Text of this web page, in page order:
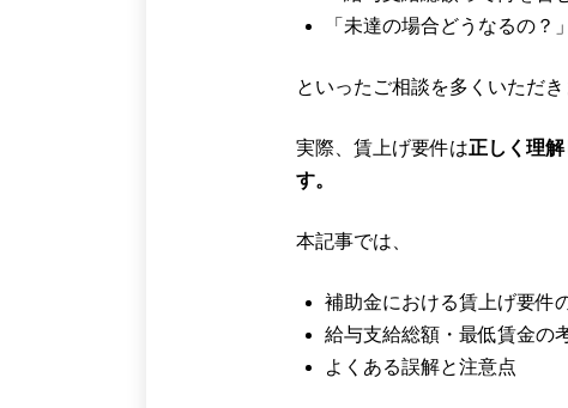
「未達の場合どうなるの？」
といったご相談を多くいただき
実際、賃上げ要件は正しく理
す。
本記事では、
補助金における賃上げ要件
給与支給総額・最低賃金の
よくある誤解と注意点